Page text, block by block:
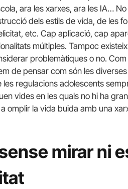
ara les xarxes, ara les IA…
dels estils de vida, de les
etc. Cap aplicació, cap
múltiples. Tampoc
problemàtiques o no.
de pensar com són les
les regulacions adolescents
vides en les quals no hi ha
omplir la vida buida amb una
mirar ni